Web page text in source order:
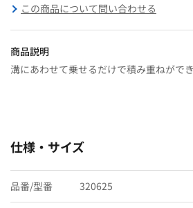
この商品について問い合わせる
商品説明
溝にあわせて乗せるだけで積み重ねがで
仕様・サイズ
品番/型番 320625